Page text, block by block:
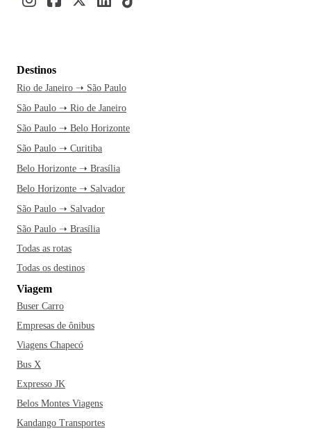
Destinos
Rio de Janeiro ➝ São Paulo
São Paulo ➝ Rio de Janeiro
São Paulo ➝ Belo Horizonte
São Paulo ➝ Curitiba
Belo Horizonte ➝ Brasília
Belo Horizonte ➝ Salvador
São Paulo ➝ Salvador
São Paulo ➝ Brasília
Todas as rotas
Todas os destinos
Viagem
Buser Carro
Empresas de ônibus
Viagens Chapecó
Bus X
Expresso JK
Belos Montes Viagens
Kandango Transportes